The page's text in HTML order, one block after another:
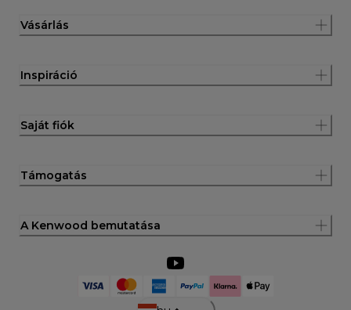
Vásárlás
Inspiráció
Saját fiók
Támogatás
A Kenwood bemutatása